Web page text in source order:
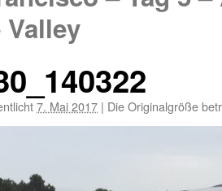
Valley
7. Mai 2017 | Die Originalgröße